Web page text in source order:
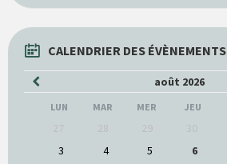
CALENDRIER DES ÉVÈNEMENTS
août 2026
précédent
LUN MAR MER JEU
3
4 5 6